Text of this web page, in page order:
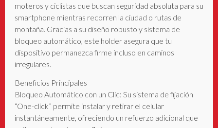
moteros y ciclistas que buscan seguridad absoluta para su
smartphone mientras recorren la ciudad o rutas de
montaña. Gracias a su diseño robusto y sistema de
bloqueo automático, este holder asegura que tu
dispositivo permanezca firme incluso en caminos
irregulares.
Beneficios Principales
Bloqueo Automático con un Clic: Su sistema de fijación
“One-click” permite instalar y retirar el celular
instantáneamente, ofreciendo un refuerzo adicional que